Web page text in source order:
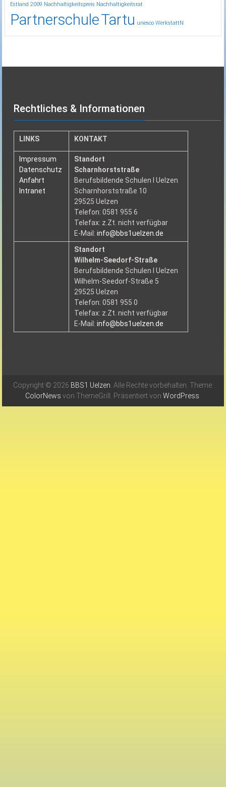
Estland 2009 Nachhaltigkeitspreis Nachhaltigkeitsrat
PartnerschuleTartu unesco WerkstattN
Rechtliches & Informationen
LINKS KONTAKT
Impressum
Datenschutz
Anfahrt
Intranet
Standort
Scharnhorststraße
Berufsbildende Schulen I Uelzen
Scharnhorststraße 10
29525 Uelzen
Telefon: 0581 955 6
Telefax: z.Zt. nicht verfügbar
E-Mail:info@bbs1uelzen.de
Standort
Wilhelm-Seedorf-Straße
Berufsbildende Schulen I Uelzen
Wilhelm-Seedorf-Straße 5
29525 Uelzen
Telefon: 0581 955 0
Telefax: z.Zt. nicht verfügbar
E-Mail:info@bbs1uelzen.de
Copyright © 2026 BBS1 Uelzen . Alle Rechte vorbehalten. Theme:
ColorNews von ThemeGrill. Präsentiert von WordPress